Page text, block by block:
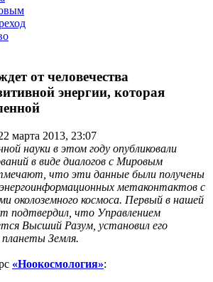
от человечества
энергии, которая
марта 2013, 23:07
науки в этом году опубликовали
в виде диалогов с Мировым
что эти данные были получены
метаконтактов с
околоземного космоса. Первый в нашей
подтвердил, что Управлением
Высший Разум, установил его
Земля.
«Ноокосмология»: